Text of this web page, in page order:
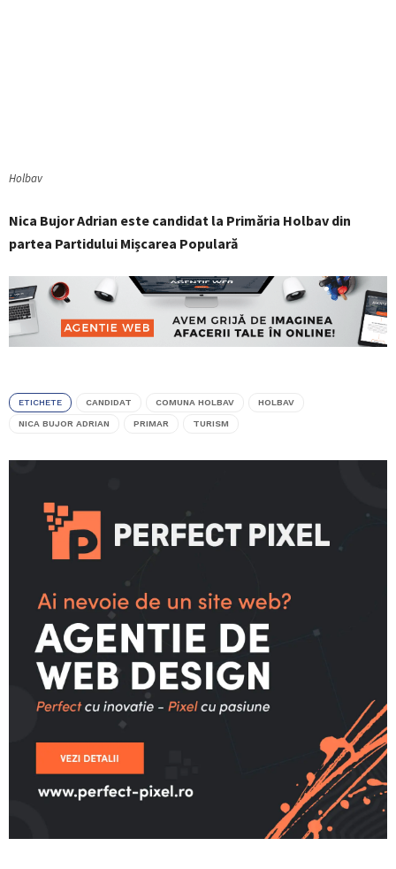
Holbav
Nica Bujor Adrian este candidat la Primăria Holbav din
partea Partidului Mișcarea Populară
ETICHETE CANDIDAT COMUNA HOLBAV HOLBAV
NICA BUJOR ADRIAN PRIMAR TURISM